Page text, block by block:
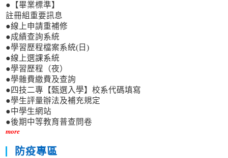
●【畢業標準】
註冊組重要訊息
●線上申請重補修
●成績查詢系統
●學習歷程檔案系統(日)
●線上選課系統
●學習歷程（夜）
●學雜費繳費及查詢
●四技二專【甄選入學】校系代碼填寫
●學生評量辦法及補充規定
●中學生網站
●後期中等教育普查問卷
more
防疫專區